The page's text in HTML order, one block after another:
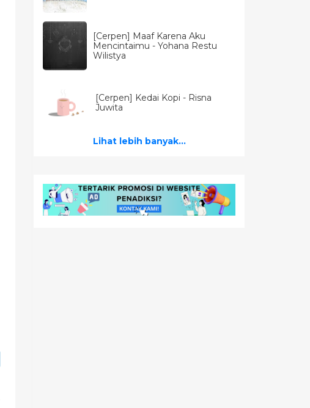
[Cerpen] Maaf Karena Aku
Mencintaimu - Yohana Restu
Wilistya
[Cerpen] Kedai Kopi - Risna
Juwita
Lihat lebih banyak...